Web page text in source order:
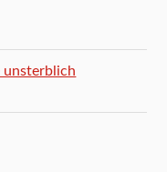
unsterblich